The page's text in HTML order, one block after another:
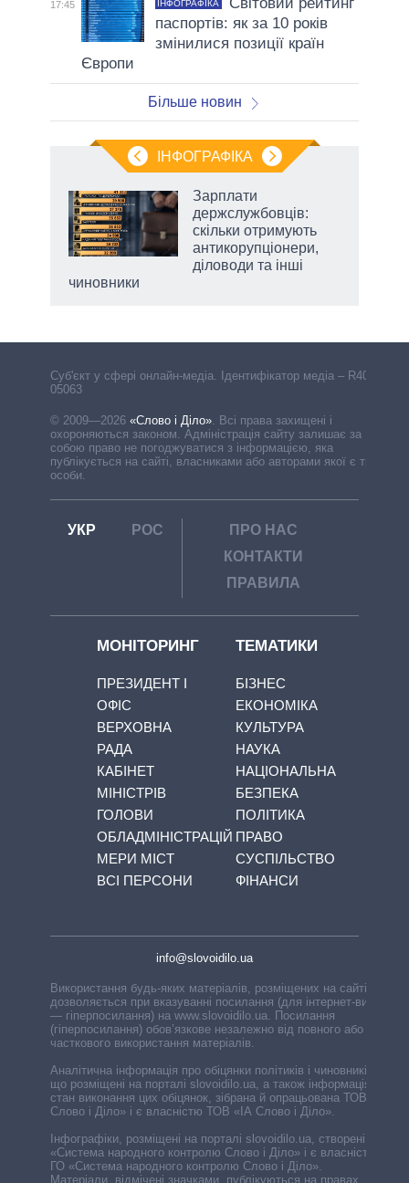
17:45 ІНФОГРАФІКА
паспортів: як за 10 років
змінилися позиції країн
Європи
Більше новин
ІНФОГРАФІКА
Зарплати
держслужбовців:
скільки отримують
антикорупціонери,
діловоди та інші
чиновники
Cуб'єкт у сфері онлайн-медіа. Ідентифікатор медіа – R40-
05063
© 2009—2026 «Слово і Діло». Всі права захищені і
охороняються законом. Адміністрація сайту залишає за
собою право не погоджуватися з інформацією, яка
публікується на сайті, власниками або авторами якої є треті
особи.
УКР РОС
ПРО НАС
КОНТАКТИ
ПРАВИЛА
МОНІТОРИНГ
ПРЕЗИДЕНТ І
ОФІС
ВЕРХОВНА
РАДА
КАБІНЕТ
МІНІСТРІВ
ГОЛОВИ
ОБЛАДМІНІСТРАЦІЙ
МЕРИ МІСТ
ВСІ ПЕРСОНИ
ТЕМАТИКИ
БІЗНЕС
ЕКОНОМІКА
КУЛЬТУРА
НАУКА
НАЦІОНАЛЬНА
БЕЗПЕКА
ПОЛІТИКА
ПРАВО
СУСПІЛЬСТВО
ФІНАНСИ
info@slovoidilo.ua
Використання будь-яких матеріалів, розміщених на сайті,
дозволяється при вказуванні посилання (для інтернет-видань
— гіперпосилання) на www.slovoidilo.ua. Посилання
(гіперпосилання) обов’язкове незалежно від повного або
часткового використання матеріалів.
Аналітична інформація про обіцянки політиків і чиновників,
що розміщені на порталі slovoidilo.ua, а також інформація про
стан виконання цих обіцянок, зібрана й опрацьована ТОВ «ІА
Слово і Діло» і є власністю ТОВ «ІА Слово і Діло».
Інфографіки, розміщені на порталі slovoidilo.ua, створені ГО
«Система народного контролю Слово і Діло» і є власністю
ГО «Система народного контролю Слово і Діло».
Матеріали, відмічені значками, публікуються на правах